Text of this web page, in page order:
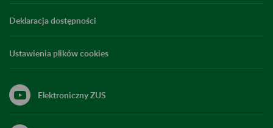
Deklaracja dostępności
Ustawienia plików cookies
Elektroniczny ZUS